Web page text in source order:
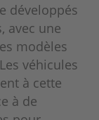
développés
avec une
modèles
véhicules
à cette
à de